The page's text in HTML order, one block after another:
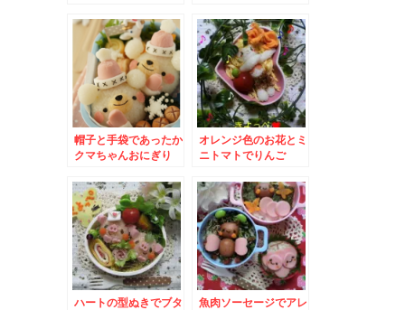
帽子と手袋であったか
クマちゃんおにぎり
オレンジ色のお花とミ
ニトマトでりんご
ハートの型ぬきでブタ
魚肉ソーセージでアレ